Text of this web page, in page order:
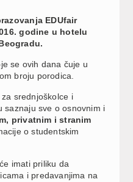
EDUfair
godine u hotelu
se ovih dana čuje u
broju porodica.
srednjoškolce i
saznaju sve o osnovnim i
privatnim i stranim
o studentskim
će imati priliku da
i predavanjima na